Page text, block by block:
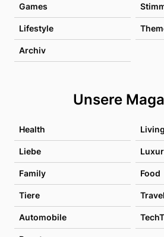
Games
Lifestyle
Archiv
Unsere
Health Living
Liebe
Family Food
Tiere Travel
Automobile